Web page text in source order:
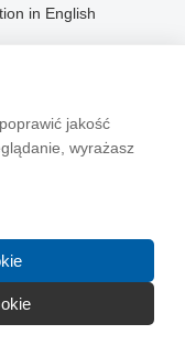
jakość
wyrażasz
in English